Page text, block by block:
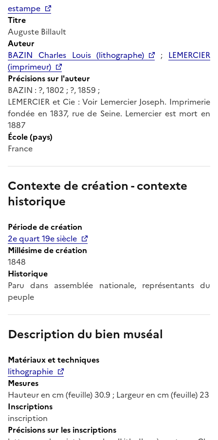
estampe
Titre
Auguste Billault
Auteur
BAZIN Charles Louis (lithographe)
; LEMERCIER
(imprimeur)
Précisions sur l'auteur
BAZIN : ?, 1802 ; ?, 1859 ;
LEMERCIER et Cie : Voir Lemercier Joseph. Imprimerie
fondée en 1837, rue de Seine. Lemercier est mort en
1887
École (pays)
France
Contexte de création - contexte
historique
Période de création
2e quart 19e siècle
Millésime de création
1848
Historique
Paru dans assemblée nationale, représentants du
peuple
Description du bien muséal
Matériaux et techniques
lithographie
Mesures
Hauteur en cm (feuille) 30.9 ; Largeur en cm (feuille) 23
Inscriptions
inscription
Précisions sur les inscriptions